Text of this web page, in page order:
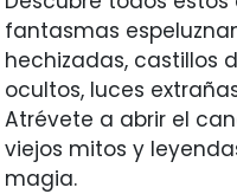
fantasmas
hechizadas, castillos
ocultos, luces
Atrévete a abrir el
viejos mitos y
magia.